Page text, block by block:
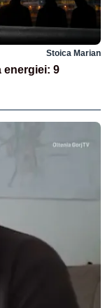
Stoica Marian
energiei: 9